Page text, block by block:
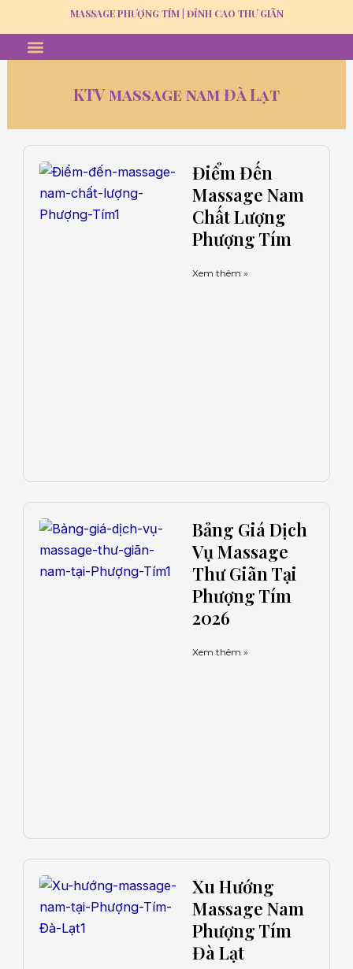
to
content
MASSAGE PHƯỢNG TÍM | ĐỈNH CAO THƯ GIÃN
Menu
KTV massage nam Đà Lạt
Điểm Đến
Massage Nam
Chất Lượng
Phượng Tím
Xem thêm »
Bảng Giá Dịch
Vụ Massage
Thư Giãn Tại
Phượng Tím
2026
Xem thêm »
Xu Hướng
Massage Nam
Phượng Tím
Đà Lạt